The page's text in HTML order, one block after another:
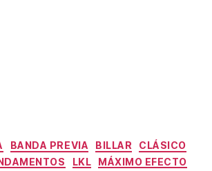
Categorías
BANDA PREVIA BILLAR
CLÁSICO
LKL
MÁXIMO EFECTO